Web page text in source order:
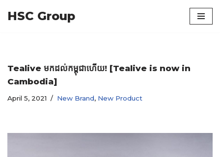
HSC Group
Tealive មកដល់កម្ពុជាហើយ! [Tealive is now in
Cambodia]
April 5, 2021 New Brand, New Product